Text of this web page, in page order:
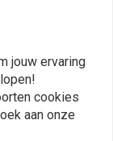
jouw ervaring
cookies
aan onze